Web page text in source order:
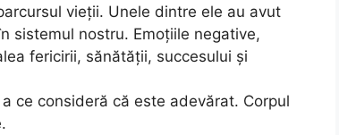
vieții. Unele dintre ele au avut
sistemul nostru. Emoțiile negative,
fericirii, sănătății, succesului și
ce consideră că este adevărat. Corpul